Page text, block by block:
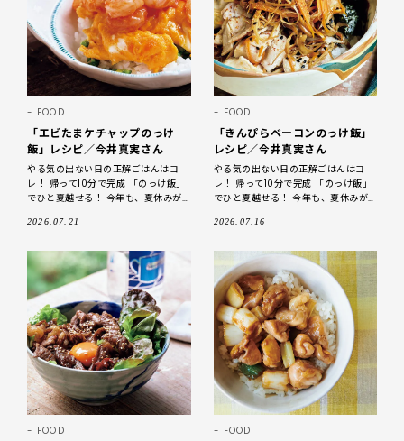
FOOD
「エビたまケチャップのっけ
飯」レシピ／今井真実さん
やる気の出ない日の正解ごはんはコ
レ！ 帰って10分で完成 「のっけ飯」
でひと夏越せる！ 今年も、夏休みが
に、家族のお昼ごはんまで作る気に
2026.07.21
FOOD
「きんぴらベーコンのっけ飯」
レシピ／今井真実さん
やる気の出ない日の正解ごはんはコ
レ！ 帰って10分で完成 「のっけ飯」
でひと夏越せる！ 今年も、夏休みが
に、家族のお昼ごはんまで作る気に
2026.07.16
FOOD FOOD